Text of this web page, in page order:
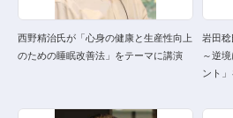
西野精治氏が「心身の健康と生産性向上
のための睡眠改善法」をテーマに講演
岩田稔
～逆
ント